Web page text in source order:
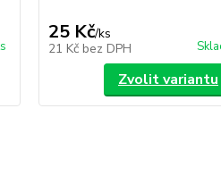
25 Kč/ks
21 Kč bez DPH
Zvolit variantu